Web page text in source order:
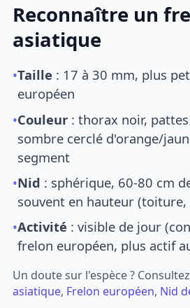
Reconnaître un
asiatique
•Taille : 17 à 30 mm, plus
européen
•Couleur : thorax noir,
sombre cerclé d'orange/
segment
•Nid : sphérique, 60-80 cm
souvent en hauteur (toiture,
•Activité : visible de jour
frelon européen, plus actif
Un doute sur l'espèce ?
asiatique, Frelon européen, Nid